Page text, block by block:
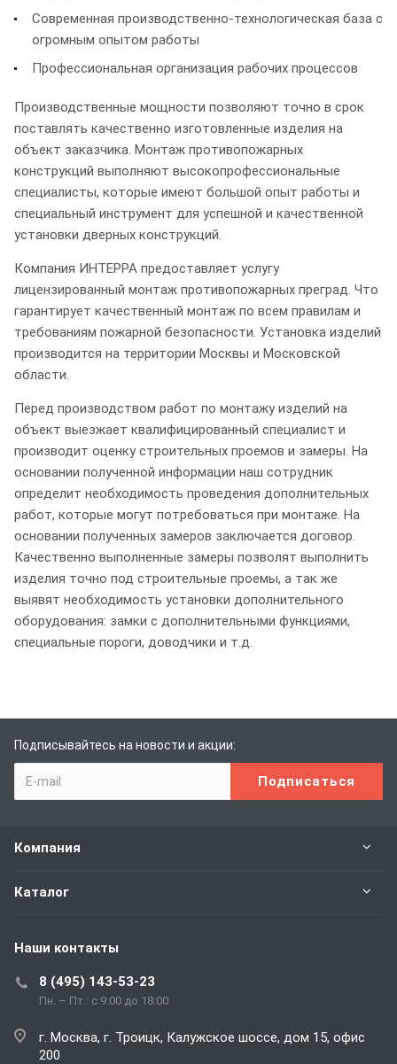
Современная производственно-технологическая база с
огромным опытом работы
Профессиональная организация рабочих процессов
Производственные мощности позволяют точно в срок
поставлять качественно изготовленные изделия на
объект заказчика. Монтаж противопожарных
конструкций выполняют высокопрофессиональные
специалисты, которые имеют большой опыт работы и
специальный инструмент для успешной и качественной
установки дверных конструкций.
Компания ИНТЕРРА предоставляет услугу
лицензированный монтаж противопожарных преград. Что
гарантирует качественный монтаж по всем правилам и
требованиям пожарной безопасности. Установка изделий
производится на территории Москвы и Московской
области.
Перед производством работ по монтажу изделий на
объект выезжает квалифицированный специалист и
производит оценку строительных проемов и замеры. На
основании полученной информации наш сотрудник
определит необходимость проведения дополнительных
работ, которые могут потребоваться при монтаже. На
основании полученных замеров заключается договор.
Качественно выполненные замеры позволят выполнить
изделия точно под строительные проемы, а так же
выявят необходимость установки дополнительного
оборудования: замки с дополнительными функциями,
специальные пороги, доводчики и т.д.
Подписывайтесь на новости и акции:
Компания
Каталог
Наши контакты
8 (495) 143-53-23
Пн. – Пт.: с 9:00 до 18:00
г. Москва, г. Троицк, Калужское шоссе, дом 15, офис
200